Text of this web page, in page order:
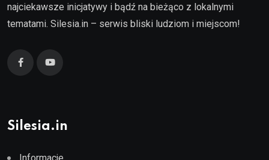
najciekawsze inicjatywy i bądź na bieżąco z lokalnymi
tematami. Silesia.in – serwis bliski ludziom i miejscom!
Silesia.in
Informacje